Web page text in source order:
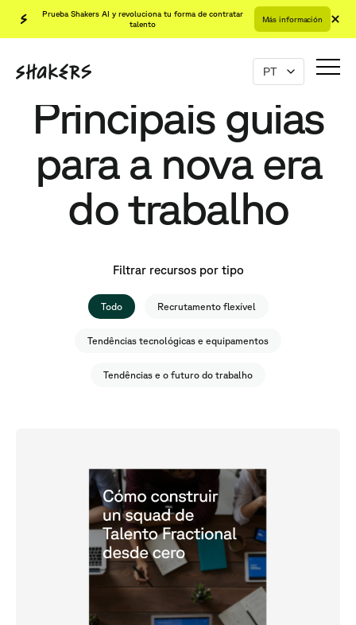
Prueba Shakers AI y revoluciona tu forma de contratar
talento
Más información
Principais guias
para a nova era
do trabalho
Filtrar recursos por tipo
Todo Recrutamento flexível
Tendências tecnológicas e equipamentos
Tendências e o futuro do trabalho